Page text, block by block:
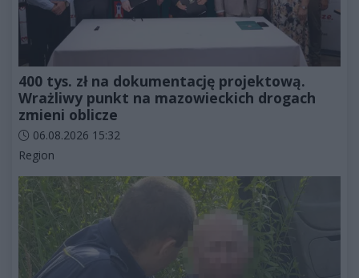
400 tys. zł na dokumentację projektową.
Wrażliwy punkt na mazowieckich drogach
zmieni oblicze
Data dodania artykułu:
06.08.2026 15:32
Kategorie artykułu:
Region